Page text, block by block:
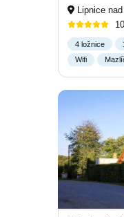
Lipnice
4 ložnice
Wifi